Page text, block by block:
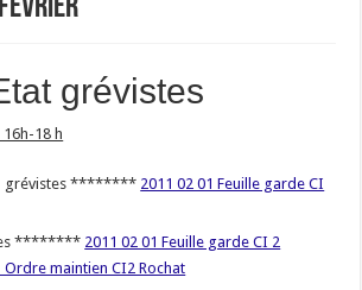
février
grévistes
18 h
grévistes ******** 2011 02 01 Feuille garde CI
******** 2011 02 01 Feuille garde CI 2
Ordre maintien CI2 Rochat